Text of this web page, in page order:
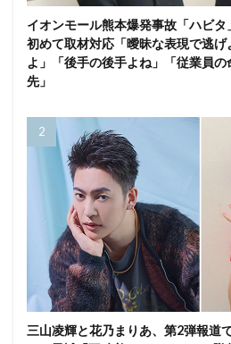
イオンモール熊本爆発事故「ハビタ
初めて取材対応「曖昧な表現で逃
よ」「後手の後手よね」「従業員
先」
三山凌輝と花乃まりあ、第2弾報道